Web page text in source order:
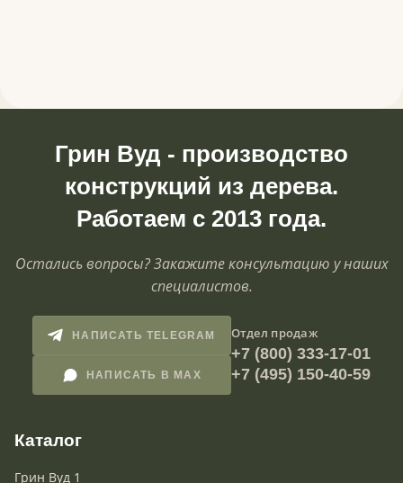
Грин Вуд - производство
конструкций из дерева.
Работаем с 2013 года.
Остались вопросы? Закажите консультацию у наших
специалистов.
НАПИСАТЬ TELEGRAM
НАПИСАТЬ В MAX
Отдел продаж
+7 (800) 333-17-01
+7 (495) 150-40-59
Каталог
Грин Вуд 1